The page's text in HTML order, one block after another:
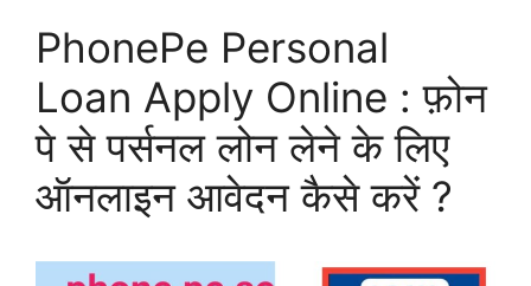
PhonePe Personal
Loan Apply Online : फ़ोन
पे से पर्सनल लोन लेने के लिए
ऑनलाइन आवेदन कैसे करें ?